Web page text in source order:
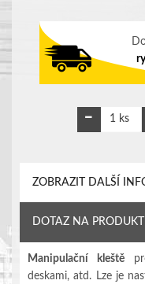
ZOBRAZIT DALŠÍ
DOTAZ NA PRODUKT
Manipulační kleště
deskami, atd. Lze je